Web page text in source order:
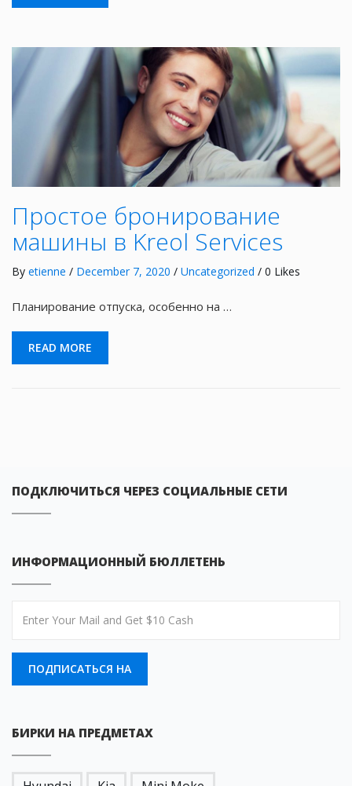
Простое бронирование
машины в Kreol Services
By etienne / December 7, 2020 / Uncategorized / 0 Likes
Планирование отпуска, особенно на …
READ MORE
ПОДКЛЮЧИТЬСЯ ЧЕРЕЗ СОЦИАЛЬНЫЕ СЕТИ
ИНФОРМАЦИОННЫЙ БЮЛЛЕТЕНЬ
ПОДПИСАТЬСЯ НА
БИРКИ НА ПРЕДМЕТАХ